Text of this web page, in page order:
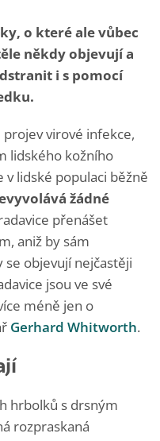
o které ale vůbec
někdy objevují a
i s pomocí
projev virové infekce,
lidského kožního
v lidské populaci běžně
žádné
přenášet
aniž by sám
objevují nejčastěji
jsou ve své
méně jen o
Gerhard Whitworth.
hrbolků s drsným
rozpraskaná